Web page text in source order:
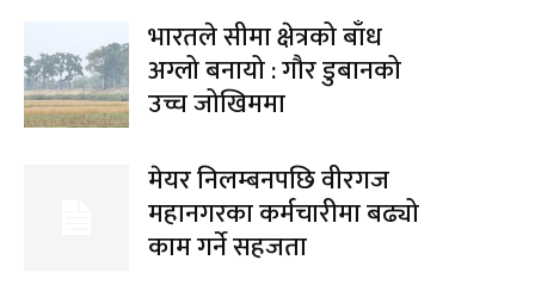
भारतले सीमा क्षेत्रको बाँध
अग्लो बनायो : गौर डुबानको
उच्च जोखिममा
मेयर निलम्बनपछि वीरगज
महानगरका कर्मचारीमा बढ्यो
काम गर्ने सहजता